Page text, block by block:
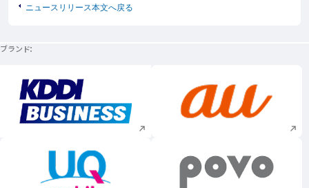
ニュースリリース本文へ戻る
ブランド
新規ウィンドウで開く 新規ウィンドウで
新規ウィンドウで開く 新規ウィンドウで